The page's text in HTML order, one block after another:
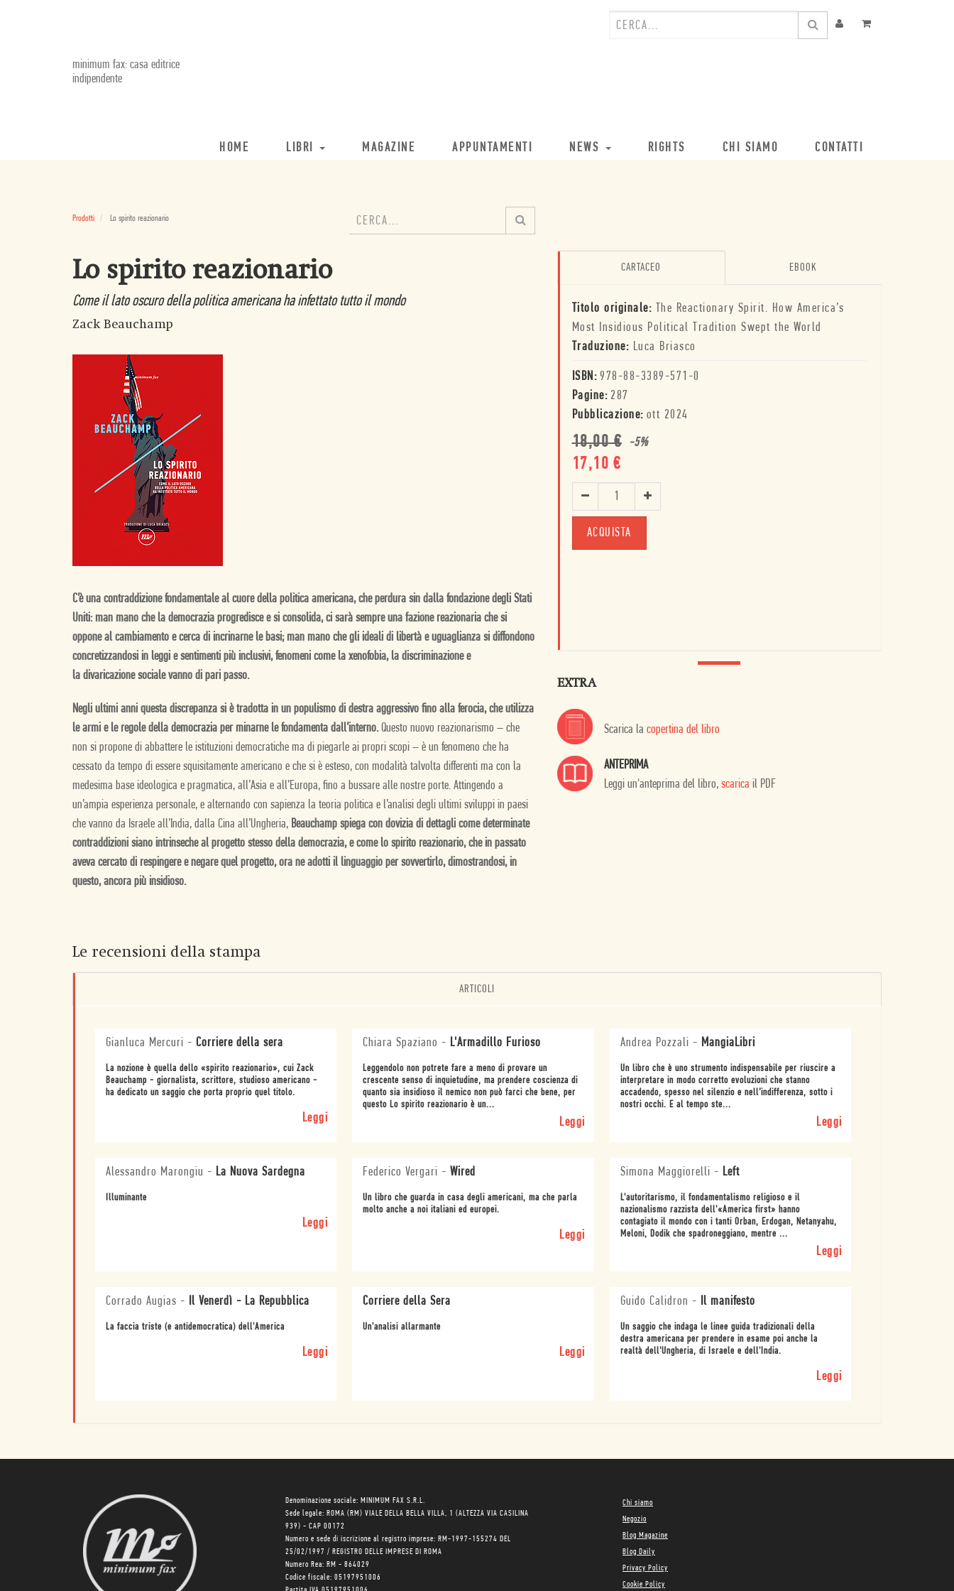
minimum fax: casa editrice
indipendente
HOME LIBRI MAGAZINE APPUNTAMENTI NEWS RIGHTS CHI SIAMO CONTATTI
Prodotti Lo spirito reazionario
Lo spirito reazionario
Come il lato oscuro della politica americana ha infettato tutto il mondo
Zack Beauchamp
C’è una contraddizione fondamentale al cuore della politica americana, che perdura sin dalla fondazione degli Stati
Uniti: man mano che la democrazia progredisce e si consolida, ci sarà sempre una fazione reazionaria che si
oppone al cambiamento e cerca di incrinarne le basi; man mano che gli ideali di libertà e uguaglianza si diffondono
concretizzandosi in leggi e sentimenti più inclusivi, fenomeni come la xenofobia, la discriminazione e
la divaricazione sociale vanno di pari passo.
Negli ultimi anni questa discrepanza si è tradotta in un populismo di destra aggressivo fino alla ferocia, che utilizza
le armi e le regole della democrazia per minarne le fondamenta dall’interno.Questo nuovo reazionarismo – che
non si propone di abbattere le istituzioni democratiche ma di piegarle ai propri scopi – è un fenomeno che ha
cessato da tempo di essere squisitamente americano e che si è esteso, con modalità talvolta differenti ma con la
medesima base ideologica e pragmatica, all’Asia e all’Europa, fino a bussare alle nostre porte. Attingendo a
un’ampia esperienza personale, e alternando con sapienza la teoria politica e l’analisi degli ultimi sviluppi in paesi
che vanno da Israele all’India, dalla Cina all’Ungheria, Beauchamp spiega con dovizia di dettagli come determinate
contraddizioni siano intrinseche al progetto stesso della democrazia, e come lo spirito reazionario, che in passato
aveva cercato di respingere e negare quel progetto, ora ne adotti il linguaggio per sovvertirlo, dimostrandosi, in
questo, ancora più insidioso.
CARTACEO EBOOK
Titolo originale: The Reactionary Spirit. How America’s
Most Insidious Political Tradition Swept the World
Traduzione: Luca Briasco
ISBN: 978-88-3389-571-0
Pagine: 287
Pubblicazione: ott 2024
18,00€ -5%
17,10 €
ACQUISTA
EXTRA
Scarica la copertina del libro
ANTEPRIMA
Leggi un'anteprima del libro, scarica il PDF
Le recensioni della stampa
ARTICOLI
Gianluca Mercuri - Corriere della sera
La nozione è quella dello «spirito reazionario», cui Zack
Beauchamp - giornalista, scrittore, studioso americano -
ha dedicato un saggio che porta proprio quel titolo.
Leggi
Chiara Spaziano - L'Armadillo Furioso
Leggendolo non potrete fare a meno di provare un
crescente senso di inquietudine, ma prendere coscienza di
quanto sia insidioso il nemico non può farci che bene, per
questo Lo spirito reazionario è un...
Leggi
Andrea Pozzali - MangiaLibri
Un libro che è uno strumento indispensabile per riuscire a
interpretare in modo corretto evoluzioni che stanno
accadendo, spesso nel silenzio e nell’indifferenza, sotto i
nostri occhi. E al tempo ste...
Leggi
Alessandro Marongiu - La Nuova Sardegna
Illuminante
Leggi
Federico Vergari -Wired
Un libro che guarda in casa degli americani, ma che parla
molto anche a noi italiani ed europei.
Leggi
Simona Maggiorelli - Left
L'autoritarismo, il fondamentalismo religioso e il
nazionalismo razzista dell'«America first» hanno
contagiato il mondo con i tanti Orban, Erdogan, Netanyahu,
Meloni, Dodik che spadroneggiano, mentre ...
Leggi
Corrado Augias - Il Venerdì - La Repubblica
La faccia triste (e antidemocratica) dell'America
Leggi
Corriere della Sera
Un'analisi allarmante
Leggi
Guido Calidron - Il manifesto
Un saggio che indaga le linee guida tradizionali della
destra americana per prendere in esame poi anche la
realtà dell'Ungheria, di Israele e dell'India.
Leggi
Denominazione sociale: MINIMUM FAX S.R.L.
Sede legale: ROMA (RM) VIALE DELLA BELLA VILLA, 1 (ALTEZZA VIA CASILINA
939) - CAP 00172
Numero e sede di iscrizione al registro imprese: RM-1997-155274 DEL
25/02/1997 / REGISTRO DELLE IMPRESE DI ROMA
Numero Rea: RM - 864029
Codice fiscale: 05197951006
Chi siamo
Negozio
Blog Magazine
Blog Daily
Privacy Policy
Cookie Policy